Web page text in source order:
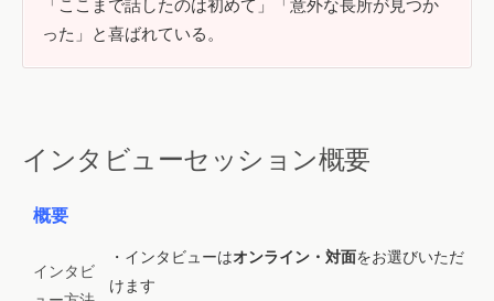
「ここまで話したのは初めて」「意外な長所が見つか
った」と喜ばれている。
インタビューセッション概要
概要
インタビ
・インタビューはオンライン・対面をお選びいただ
けます